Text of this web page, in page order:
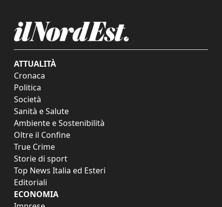
ATTUALITÀ
Cronaca
Politica
Società
Sanità e Salute
Ambiente e Sostenibilità
Oltre il Confine
True Crime
Storie di sport
Top News Italia ed Esteri
Editoriali
ECONOMIA